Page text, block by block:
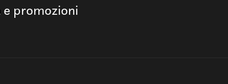
promozioni